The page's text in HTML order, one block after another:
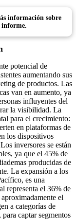
información sobre
informe.
potencial de
aumentando sus
de productos. Las
van en aumento, ya
influyentes del
la visibilidad. La
para el crecimiento:
en plataformas de
los dispositivos
inversores se están
ya que el 45% de
producidas de
La expansión a los
es una
representa el 36% de
el
a categorías de
captar segmentos